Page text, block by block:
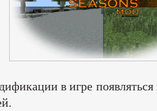
в игре появляться